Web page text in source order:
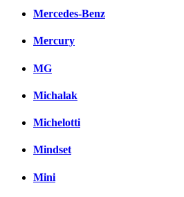
Mercedes-Benz
Mercury
MG
Michalak
Michelotti
Mindset
Mini